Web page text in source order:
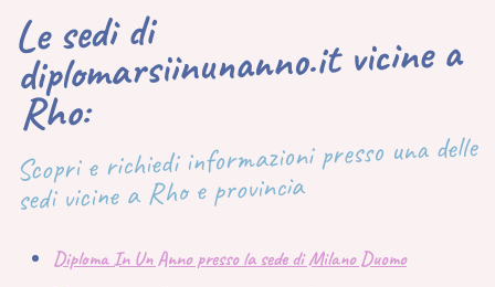
Le sedi di
diplomarsiinunanno.it vicine a
Rho:
Scopri e richiedi informazioni presso una delle
sedi vicine a Rho e provincia
Diploma In Un Anno presso la sede di Milano Duomo